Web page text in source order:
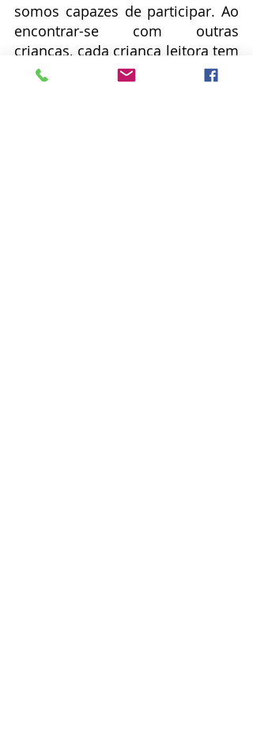
somos capazes de participar. Ao
encontrar-se com outras
crianças, cada criança leitora tem
oportunidade de exercitar